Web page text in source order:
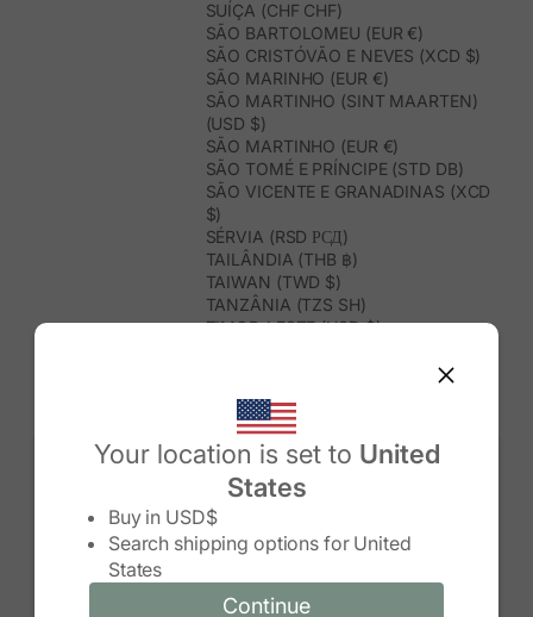
Your location is set to United
States
Buy in USD$
Search shipping options for United
States
Continue
Change country/region
Continue
SUÍÇA (CHF CHF)
SÃO BARTOLOMEU (EUR €)
SÃO CRISTÓVÃO E NEVES (XCD $)
SÃO MARINHO (EUR €)
SÃO MARTINHO (SINT MAARTEN)
(USD $)
SÃO MARTINHO (EUR €)
SÃO TOMÉ E PRÍNCIPE (STD DB)
SÃO VICENTE E GRANADINAS (XCD
$)
SÉRVIA (RSD РСД)
TAILÂNDIA (THB ฿)
TAIWAN (TWD $)
TANZÂNIA (TZS SH)
TIMOR-LESTE (USD $)
TRINDADE E TOBAGO (TTD $)
TUNÍSIA (USD $)
TURQUEMENISTÃO (USD $)
TURQUIA (TRY ₺)
TUVALU (AUD $)
UGANDA (UGX USH)
URUGUAI (UYU $U)
USBEQUISTÃO (UZS SO'M)
VENEZUELA (USD $)